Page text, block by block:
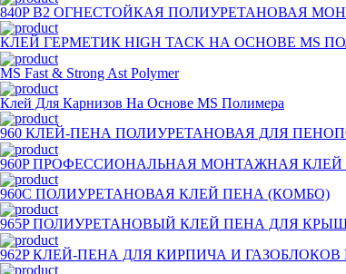
840P B2 ОГНЕСТОЙКАЯ ПОЛИУРЕТАНОВАЯ
КЛЕЙ ГЕРМЕТИК HIGH TACK НА ОСНОВЕ MS
MS Fast & Strong Ast Polymer
Клей Для Карнизов На Основе MS Полимера
960 КЛЕЙ-ПЕНА ПОЛИУРЕТАНОВАЯ ДЛЯ
960P ПРОФЕССИОНАЛЬНАЯ МОНТАЖНАЯ КЛЕЙ
960С ПОЛИУРЕТАНОВАЯ КЛЕЙ ПЕНА (КОМБО)
965P ПОЛИУРЕТАНОВЫЙ КЛЕЙ ПЕНА ДЛЯ
962P КЛЕЙ-ПЕНА ДЛЯ КИРПИЧА И